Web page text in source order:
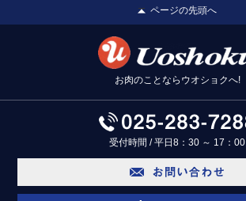
ページの先頭へ
お肉のことならウオショクへ!
受付時間 / 平日8：30 ～ 17：00